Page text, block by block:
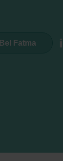
Bel Fatma